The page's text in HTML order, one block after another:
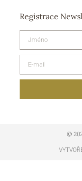
Registrace
©